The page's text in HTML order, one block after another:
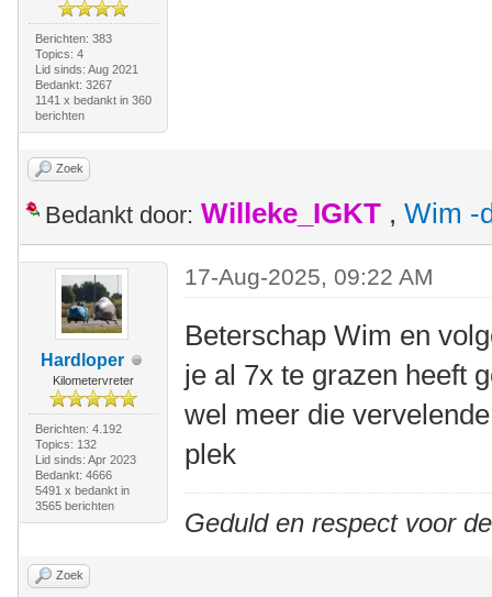
Berichten: 383
Topics: 4
Lid sinds: Aug 2021
Bedankt: 3267
1141 x bedankt in 360
berichten
Zoek
Bedankt door: Willeke_IGKT , Wim -
Hardloper
Kilometervreter
Berichten: 4.192
Topics: 132
Lid sinds: Apr 2023
Bedankt: 4666
5491 x bedankt in
3565 berichten
17-Aug-2025, 09:22 AM
Beterschap Wim en
je al 7x te grazen heeft
wel meer die
plek
Geduld en respect voor
Zoek